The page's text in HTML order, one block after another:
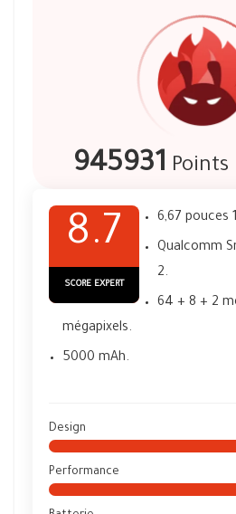
945931 Points
8.7
SCORE EXPERT
6,67 pouces
Qualcomm
2.
64 + 8 + 2
mégapixels.
5000 mAh.
Design
Performance